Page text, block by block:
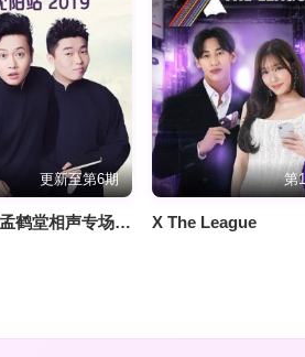
更新至第6期
德云社孟鹤堂相声专场沈阳站2019
第
X The League